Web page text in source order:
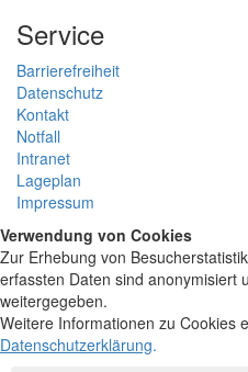
Service
Barrierefreiheit
Datenschutz
Kontakt
Notfall
Intranet
Lageplan
Impressum
Verwendung von Cookies
Zur Erhebung von
erfassten Daten sind anonymisiert
weitergegeben.
Weitere Informationen zu Cookies
Datenschutzerklärung.